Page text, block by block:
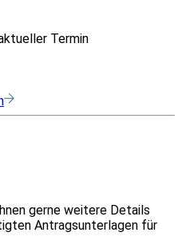
Termin
gerne weitere Details
Antragsunterlagen für